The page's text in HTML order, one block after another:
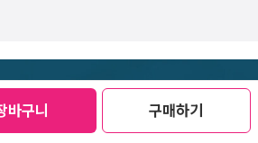
바구니 구매하기
인공지능 기술이 발전되고 다양한 분야
오류는 치명적 결과를 초래할 수 있다.
데이터셋이라는 개별 사례로부터일반적
특징을 갖게 되므로,개별 사례를 일반화